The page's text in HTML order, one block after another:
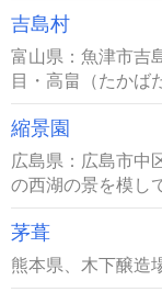
吉島村
富山県：魚津市吉
目・高畠（たかば
縮景園
広島県：広島市中
の西湖の景を模し
茅葺
熊本県、木下醸造